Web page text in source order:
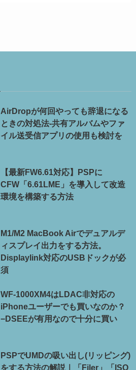
AirDropが何回やっても辞退になる
ときの対処法-共有アルバムやファ
イル送受信アプリの使用も検討を
【最新FW6.61対応】PSPに
CFW「6.61LME」を導入して改造
環境を構築する方法
M1/M2 MacBook Airでデュアルデ
ィスプレイ出力をする方法。
Displaylink対応のUSBドックが必
須
WF-1000XM4はLDAC非対応の
iPhoneユーザーでも買いなのか？
−DSEEが有用なので十分に買い
PSPでUMDの吸い出し(リッピング)
をする方法の解説｜「Filer」「ISO